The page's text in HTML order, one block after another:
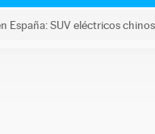
España: SUV eléctricos